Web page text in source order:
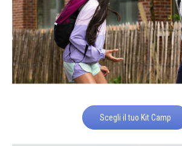
Scegli il tuo Kit Camp